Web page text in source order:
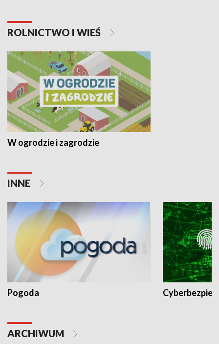
ROLNICTWO I WIEŚ
W ogrodzie i zagrodzie
INNE
Pogoda
ARCHIWUM